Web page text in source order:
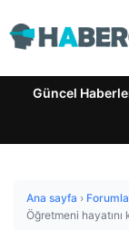
Güncel
Ana sayfa ›
Öğretmeni hayatını